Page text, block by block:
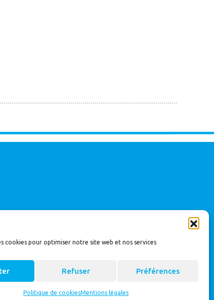
cookies pour optimiser notre site web et nos services
Refuser Préférences
Politique de cookiesMentions légales